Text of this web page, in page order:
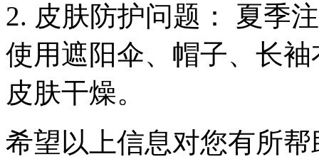
2. 皮肤防护问题： 夏季
使用遮阳伞、帽子、长
皮肤干燥。
希望以上信息对您有所